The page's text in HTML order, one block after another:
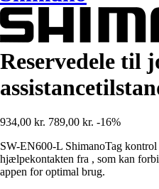
Reservedele til
934,00 kr. 789,00 kr. -16%
SW-EN600-L ShimanoTag
hjælpekontakten fra , som kan
appen for optimal brug.